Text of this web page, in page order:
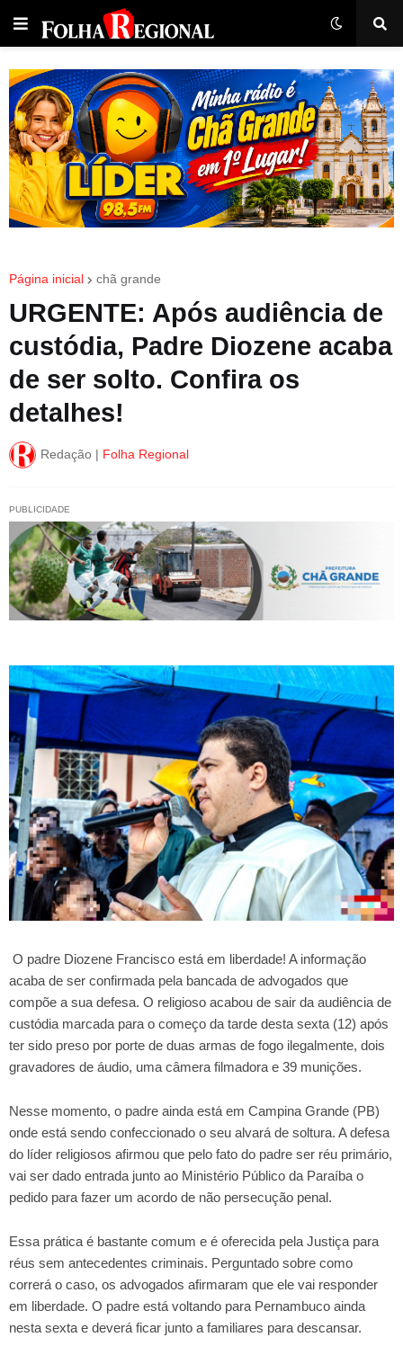
Página inicial chã grande
URGENTE: Após audiência de
custódia, Padre Diozene acaba
de ser solto. Confira os
detalhes!
Redação | Folha Regional
PUBLICIDADE
O padre Diozene Francisco está em liberdade! A informação
acaba de ser confirmada pela bancada de advogados que
compõe a sua defesa. O religioso acabou de sair da audiência de
custódia marcada para o começo da tarde desta sexta (12) após
ter sido preso por porte de duas armas de fogo ilegalmente, dois
gravadores de áudio, uma câmera filmadora e 39 munições.
Nesse momento, o padre ainda está em Campina Grande (PB)
onde está sendo confeccionado o seu alvará de soltura. A defesa
do líder religiosos afirmou que pelo fato do padre ser réu primário,
vai ser dado entrada junto ao Ministério Público da Paraíba o
pedido para fazer um acordo de não persecução penal.
Essa prática é bastante comum e é oferecida pela Justiça para
réus sem antecedentes criminais. Perguntado sobre como
correrá o caso, os advogados afirmaram que ele vai responder
em liberdade. O padre está voltando para Pernambuco ainda
nesta sexta e deverá ficar junto a familiares para descansar.